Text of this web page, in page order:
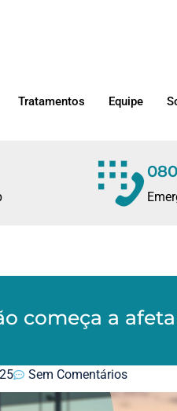
Tratamentos Equipe
começa a
Sem Comentários